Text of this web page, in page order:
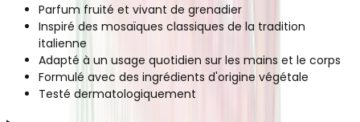
Parfum fruité et vivant de grenadier
Inspiré des mosaïques classiques de la tradition
italienne
Adapté à un usage quotidien sur les mains et le corps
Formulé avec des ingrédients d'origine végétale
Testé dermatologiquement